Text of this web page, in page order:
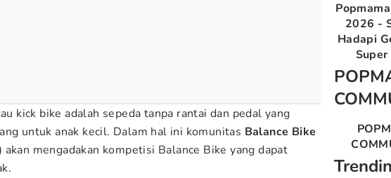
kick bike adalah sepeda tanpa rantai dan pedal yang
untuk anak kecil. Dalam hal ini komunitas Balance Bike
akan mengadakan kompetisi Balance Bike yang dapat
2026 -
Hadapi